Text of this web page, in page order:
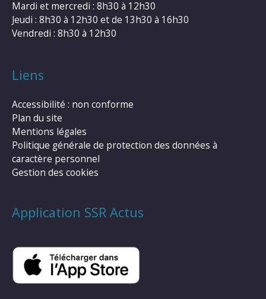
Mardi et mercredi : 8h30 à 12h30
Jeudi : 8h30 à 12h30 et de 13h30 à 16h30
Vendredi : 8h30 à 12h30
Liens
Accessibilité : non conforme
Plan du site
Mentions légales
Politique générale de protection des données à
caractère personnel
Gestion des cookies
Application SSR Actus